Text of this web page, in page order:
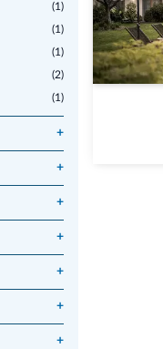
(1)
(1)
(1)
(2)
(1)
+
+
+
+
+
+
+